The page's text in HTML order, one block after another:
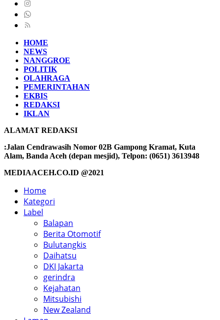
HOME
NEWS
NANGGROE
POLITIK
OLAHRAGA
PEMERINTAHAN
EKBIS
REDAKSI
IKLAN
ALAMAT REDAKSI
:Jalan Cendrawasih Nomor 02B Gampong Kramat, Kuta
Alam, Banda Aceh (depan mesjid), Telpon: (0651) 3613948
MEDIAACEH.CO.ID @2021
Home
Kategori
Label
Balapan
Berita Otomotif
Bulutangkis
Daihatsu
DKI Jakarta
gerindra
Kejahatan
Mitsubishi
New Zealand